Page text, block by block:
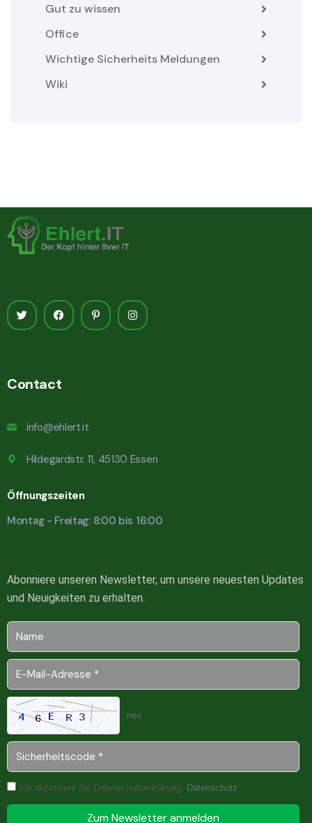
Gut zu wissen
Office
Wichtige Sicherheits Meldungen
Wiki
Contact
info@ehlert.it
Hildegardstr. 11, 45130 Essen
Öffnungszeiten
Montag - Freitag: 8:00 bis 16:00
Abonniere unseren Newsletter, um unsere neuesten Updates
und Neuigkeiten zu erhalten.
neu
Ich akzeptiere die Datenschutzerklärung. Datenschutz
Zum Newsletter anmelden